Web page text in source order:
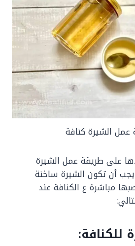
عمل الشيرة كنافة
على طريقة عمل الشيرة
أن تكون الشيرة ساخنة
مباشرة ع الكنافة عند
للكنافة: